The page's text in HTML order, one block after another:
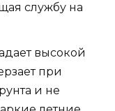
службу на
высокой
при
и не